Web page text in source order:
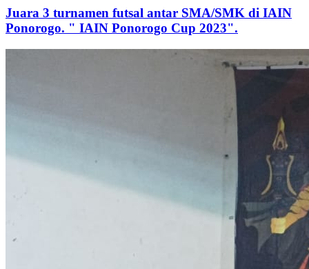
Juara 3 turnamen futsal antar SMA/SMK di IAIN
Ponorogo. " IAIN Ponorogo Cup 2023".